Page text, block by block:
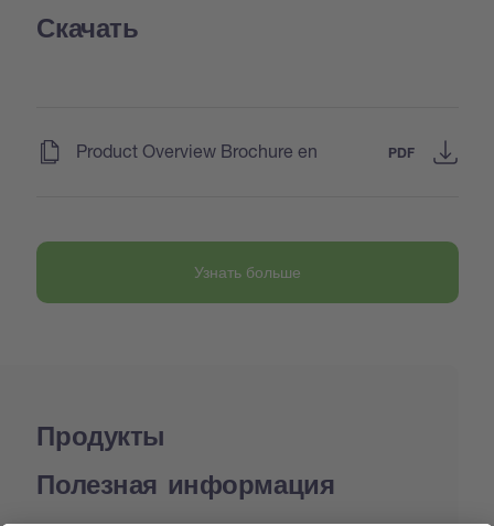
Скачать
Product Overview Brochure en PDF
Узнать больше
Продукты
Полезная информация